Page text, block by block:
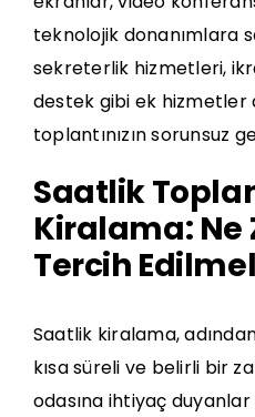
teknolojik donanımlara
sekreterlik hizmetleri,
destek gibi ek hizmetler
toplantınızın sorunsuz
Saatlik
Kiralama: Ne
Tercih
Saatlik kiralama,
kısa süreli ve belirli bir
odasına ihtiyaç duyanlar